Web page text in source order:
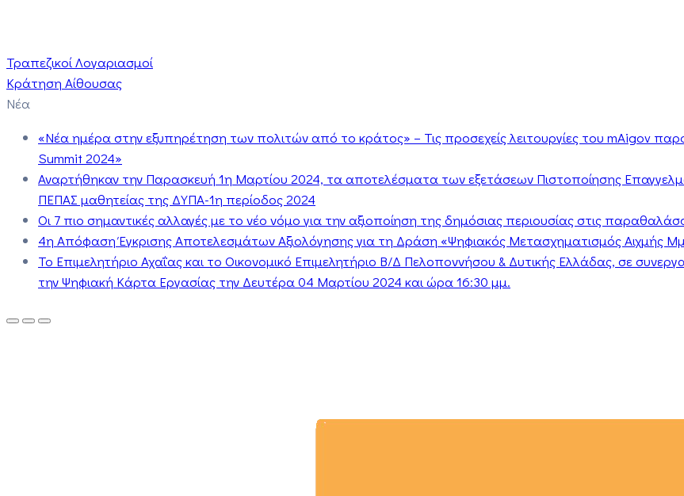
Τραπεζικοί Λογαριασμοί
Κράτηση Αίθουσας
Νέα
«Νέα ημέρα στην εξυπηρέτηση των πολιτών από το κράτος» – Τις προσεχείς λειτουργίες του mAigov
Summit 2024»
Αναρτήθηκαν την Παρασκευή 1η Μαρτίου 2024, τα αποτελέσματα των εξετάσεων Πιστοποίησης
ΠΕΠΑΣ μαθητείας της ΔΥΠΑ-1η περίοδος 2024
Οι 7 πιο σημαντικές αλλαγές με το νέο νόμο για την αξιοποίηση της δημόσιας περιουσίας στις
4η Απόφαση Έγκρισης Αποτελεσμάτων Αξιολόγησης για τη Δράση «Ψηφιακός Μετασχηματισμός Αιχμής
Το Επιμελητήριο Αχαΐας και το Οικονομικό Επιμελητήριο Β/Δ Πελοποννήσου & Δυτικής Ελλάδας, σε
την Ψηφιακή Κάρτα Εργασίας την Δευτέρα 04 Μαρτίου 2024 και ώρα 16:30 μμ.